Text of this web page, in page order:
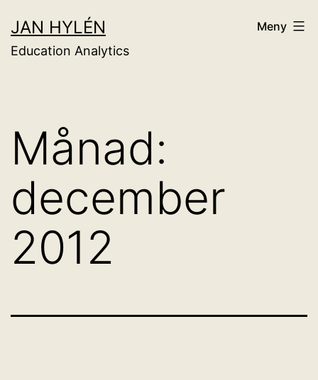
till
innehåll
JAN HYLÉN
Education Analytics
Meny
Månad:
december
2012